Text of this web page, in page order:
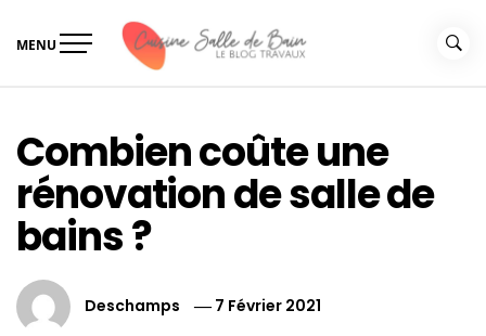
MENU
Combien coûte une
rénovation de salle de
bains ?
Deschamps
7 Février 2021